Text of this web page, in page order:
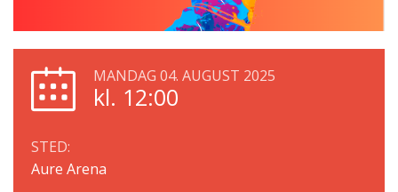
MANDAG 04. AUGUST 2025
kl. 12:00
STED:
Aure Arena